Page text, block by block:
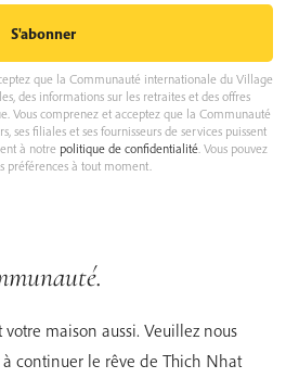
que la Communauté internationale du Village
des informations sur les retraites et des offres
Vous comprenez et acceptez que la Communauté
ses filiales et ses fournisseurs de services puissent
à notre politique de confidentialité. Vous pouvez
préférences à tout moment.
maison aussi. Veuillez nous
continuer le rêve de Thich Nhat